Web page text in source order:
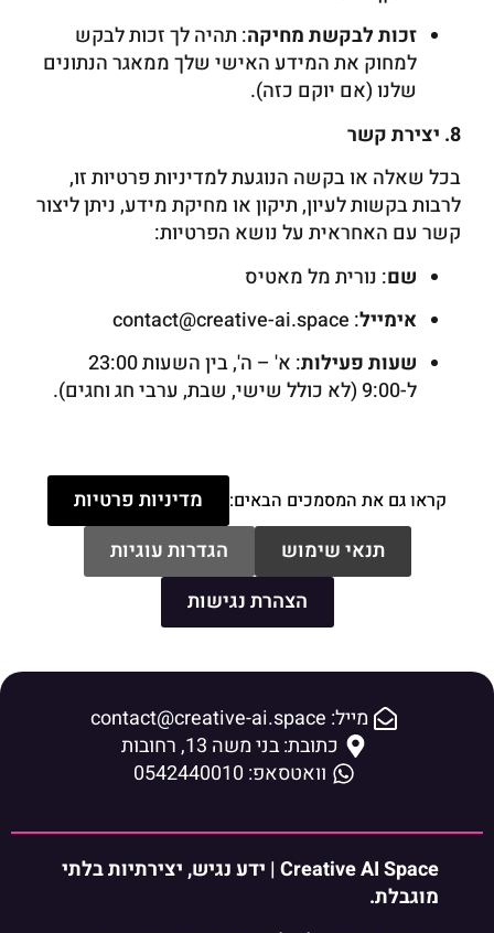
זכות לבקשת מחיקה: תהיה לך זכות לבקש
למחוק את המידע האישי שלך ממאגר הנתונים
שלנו (אם יוקם כזה).
8. יצירת קשר
בכל שאלה או בקשה הנוגעת למדיניות פרטיות זו,
לרבות בקשות לעיון, תיקון או מחיקת מידע, ניתן ליצור
קשר עם האחראית על נושא הפרטיות:
שם: נורית מל מאטיס
אימייל: contact@creative-ai.space
שעות פעילות
: א' – ה', בין השעות 23:00
ל-9:00 (לא כולל שישי, שבת, ערבי חג וחגים).
קראו גם את המסמכים הבאים:
מדיניות פרטיות
תנאי שימוש
הגדרות עוגיות
הצהרת נגישות
מייל: contact@creative-ai.space
כתובת: בני משה 13, רחובות
וואטסאפ: 0542440010
Creative AI Space | ידע נגיש, יצירתיות בלתי
מוגבלת.